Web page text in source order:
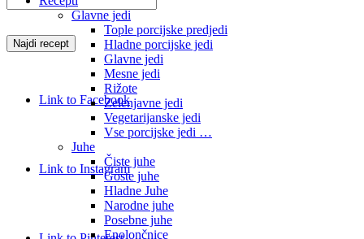
Link to Facebook
Link to Instagram
Glavne jedi
Tople porcijske predjedi
Hladne porcijske jedi
Glavne jedi
Mesne jedi
Rižote
Zelenjavne jedi
Vegetarijanske jedi
Vse porcijske jedi …
Juhe
Čiste juhe
Goste juhe
Hladne Juhe
Narodne juhe
Posebne juhe
Enolončnice